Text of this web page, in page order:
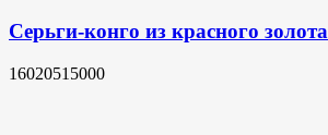
Серьги-конго из красного золота
16020515000